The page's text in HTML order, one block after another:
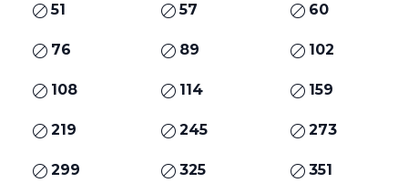
51 57 60
76 89 102
108 114 159
219 245 273
299 325 351